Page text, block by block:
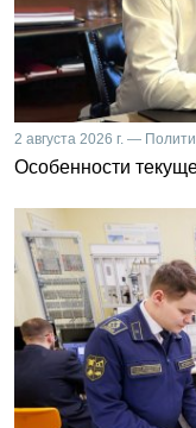
2 августа 2026 г. —
Особенности